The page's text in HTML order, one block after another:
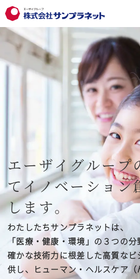
サンプラネットとは
サンプラネットとは トップ
トップメッセージ
事業紹介
組織図
事業所案内
サンプラネット健康宣言
サービス
研究・製造関連商品
学会・研究会運営
プロモーション支援
健康関連商品
採用責任者からのメッセージ
求める人財像
hhc 理念の実現に向けた取り組み
会社を知る
お問い合わせ
よくあるご質問
エーザイグループ
てイノベーション
します。
わたしたちサンプラネットは、
「医療・健康・環境」の３つの分
確かな技術力に根差した高質なビ
供し、 ヒューマン・ヘルスケア（